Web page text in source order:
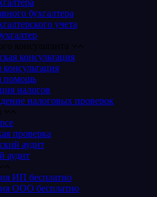
бухгалтера
учета
консультанта
консультация
помощь
налогов
налоговых проверок
проверка
аудит
аудит
ИП бесплатно
ООО бесплатно